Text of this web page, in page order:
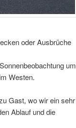
oder Ausbrüche
um
Westen.
Gast, wo wir ein sehr
Ablauf und die